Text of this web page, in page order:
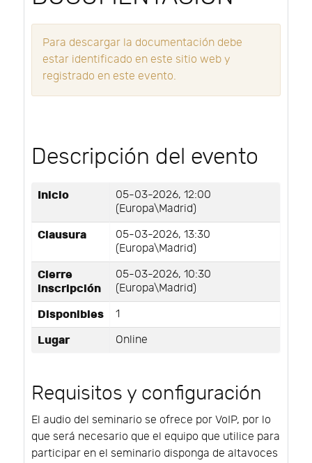
Para descargar la documentación debe
estar identificado en este sitio web y
registrado en este evento.
Descripción del evento
Inicio
05-03-2026, 12:00
(Europa\Madrid)
Clausura
05-03-2026, 13:30
(Europa\Madrid)
Cierre
inscripción
05-03-2026, 10:30
(Europa\Madrid)
Disponibles 1
Lugar Online
Requisitos y configuración
El audio del seminario se ofrece por VoIP, por lo
que será necesario que el equipo que utilice para
participar en el seminario disponga de altavoces